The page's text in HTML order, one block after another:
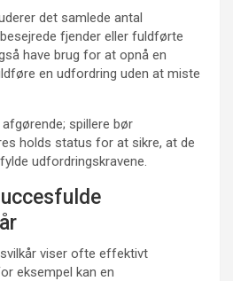
det samlede antal
fjender eller fuldførte
have brug for at opnå en
en udfordring uden at miste
spillere bør
holds status for at sikre, at de
udfordringskravene.
viser ofte effektivt
eksempel kan en